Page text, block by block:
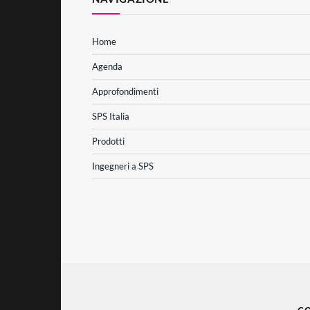
Home
Agenda
Approfondimenti
SPS Italia
Prodotti
Ingegneri a SPS